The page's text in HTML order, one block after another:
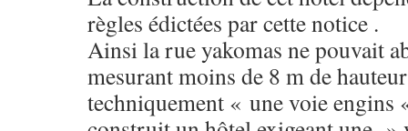
règles édictées par cette notice .
Ainsi la rue yakomas ne pouvait
mesurant moins de 8 m de
techniquement « une voie engins